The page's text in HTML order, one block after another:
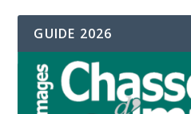
GUIDE 2026